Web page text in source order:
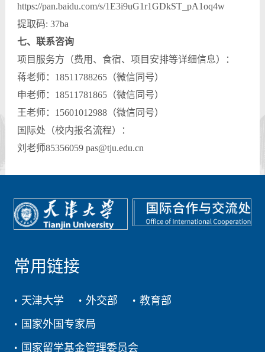
https://pan.baidu.com/s/1E3i9uG1r1GDkST_pA1oq4w
提取码: 37ba
七、联系咨询
项目服务方（费用、食宿、项目安排等详细信息）：
蒋老师：18511788265（微信同号）
申老师：18511781865（微信同号）
王老师：15601012988（微信同号）
国际处（校内报名流程）：
刘老师85356059 pas@tju.edu.cn
常用链接
天津大学 外交部
教育部
国家外国专家局
国家留学基金管理委员会